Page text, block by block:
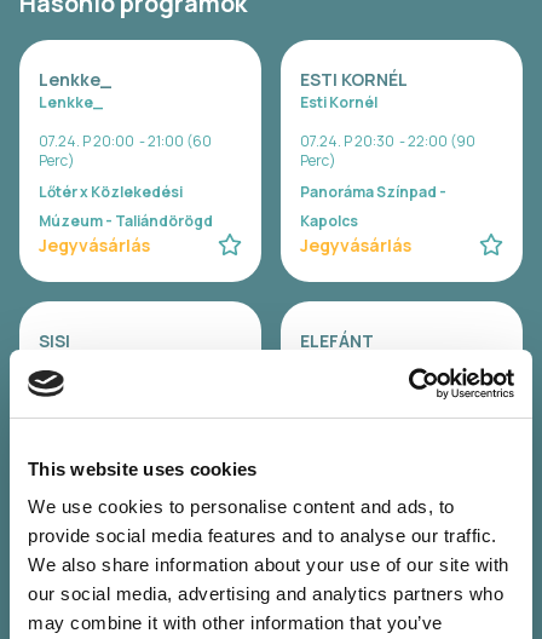
This website uses cookies
We use cookies to personalise content and ads, to
provide social media features and to analyse our traffic.
We also share information about your use of our site with
our social media, advertising and analytics partners who
may combine it with other information that you’ve
Lenkke_
Lenkke_
07.24. P 20:00 - 21:00 (60
Perc)
Lőtér x Közlekedési
Múzeum - Taliándörögd
Jegyvásárlás
ESTI KORNÉL
Esti Kornél
07.24. P 20:30 - 22:00 (90
Perc)
Panoráma Színpad -
Kapolcs
Jegyvásárlás
SISI
07.24. P 22:00 - 23:30 (90
Perc)
Múzeum - Taliándörögd
Jegyvásárlás
ELEFÁNT
07.24. P 23:00 - 00:30 (90
Perc)
Jegyvásárlás
FIÚK
Fiúk
José González (SE)
José González (SE)